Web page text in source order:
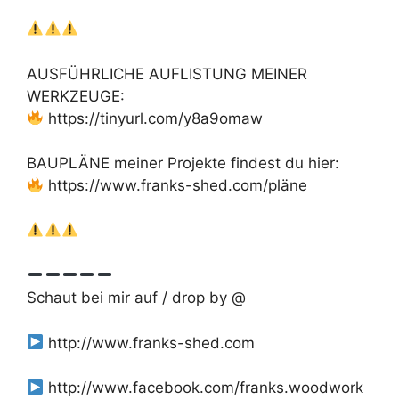
AUSFÜHRLICHE AUFLISTUNG MEINER
WERKZEUGE:
https://tinyurl.com/y8a9omaw
BAUPLÄNE meiner Projekte findest du hier:
https://www.franks-shed.com/pläne
Schaut bei mir auf / drop by @
http://www.franks-shed.com
http://www.facebook.com/franks.woodwork